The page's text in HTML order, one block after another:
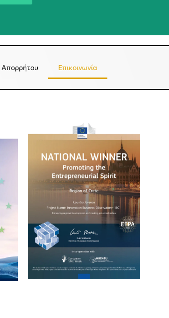
Απορρήτου Επικοινωνία